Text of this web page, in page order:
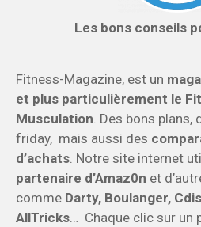
Les bons conseils
Fitness-Magazine, est un
et plus particulièrement le
Musculation. Des bons plans,
friday, mais aussi des
d’achats. Notre site internet
partenaire d’Amaz0n et
comme Darty, Boulanger,
AllTricks… Chaque clic sur un